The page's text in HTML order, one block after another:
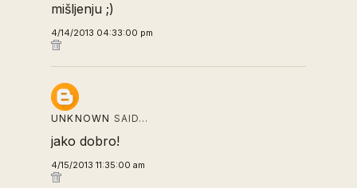
mišljenju ;)
4/14/2013 04:33:00 pm
UNKNOWN SAID…
jako dobro!
4/15/2013 11:35:00 am